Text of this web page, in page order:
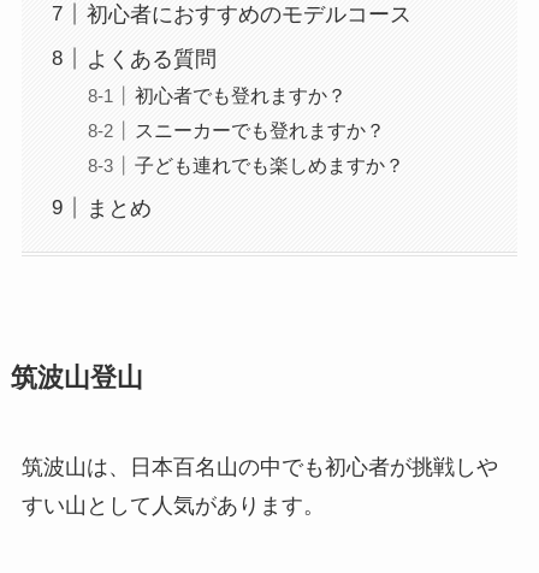
初心者におすすめのモデルコース
よくある質問
初心者でも登れますか？
スニーカーでも登れますか？
子ども連れでも楽しめますか？
まとめ
筑波山登山
筑波山は、日本百名山の中でも初心者が挑戦しや
すい山として人気があります。